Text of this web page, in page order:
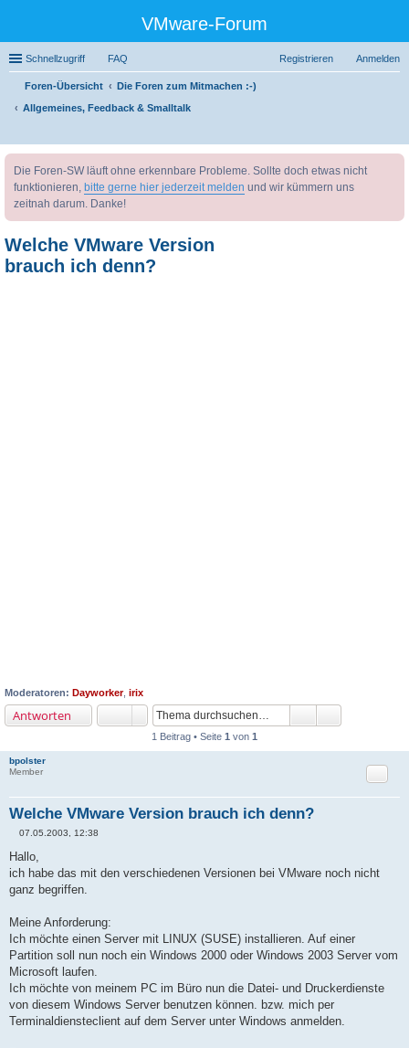
VMware-Forum
Schnellzugriff FAQ Anmelden
Registrieren
Foren-Übersicht
Die Foren zum Mitmachen :-)
Allgemeines, Feedback & Smalltalk
uc
Die Foren-SW läuft ohne erkennbare Probleme. Sollte doch etwas nicht
funktionieren, bitte gerne hier jederzeit melden und wir kümmern uns
zeitnah darum. Danke!
Welche VMware Version
brauch ich denn?
Moderatoren: Dayworker, irix
Antworten
1 Beitrag • Seite 1 von 1
bpolster
Member
Welche VMware Version brauch ich denn?
Zitat
e
i
t
a
07.05.2003, 12:38
Hallo,
ich habe das mit den verschiedenen Versionen bei VMware noch nicht
ganz begriffen.
Meine Anforderung:
Ich möchte einen Server mit LINUX (SUSE) installieren. Auf einer
Partition soll nun noch ein Windows 2000 oder Windows 2003 Server vom
Microsoft laufen.
Ich möchte von meinem PC im Büro nun die Datei- und Druckerdienste
von diesem Windows Server benutzen können. bzw. mich per
Terminaldiensteclient auf dem Server unter Windows anmelden.